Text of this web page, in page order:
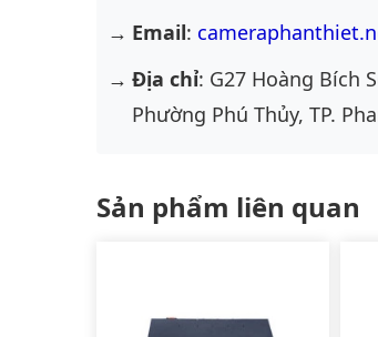
Email:
Địa chỉ: G27 Hoàng Bích
Phường Phú Thủy, TP.
Sản phẩm liên quan